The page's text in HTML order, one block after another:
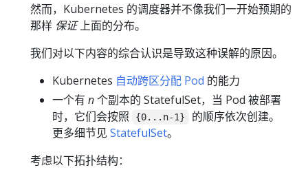
然而，Kubernetes 的调度器并不像我们一开始预期的
那样 保证上面的分布。
我们对以下内容的综合认识是导致这种误解的原因。
Kubernetes 自动跨区分配 Pod 的能力
一个有 n个副本的 StatefulSet，当 Pod 被部署
时，它们会按照
{0...n-1}
的顺序依次创建。
更多细节见 StatefulSet。
考虑以下拓扑结构：